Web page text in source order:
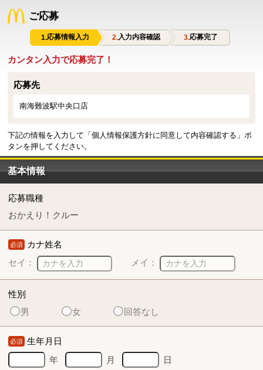
ご応募
応募情報入力 入力内容確認 応募完了
カンタン入力で応募完了！
応募先
南海難波駅中央口店
下記の情報を入力して「個人情報保護方針に同意して内容確認する」ボ
タンを押してください。
基本情報
応募職種
おかえり！クルー
必須 カナ姓名
セイ：
メイ：
性別
男
女 回答なし
必須 生年月日
年
月 日